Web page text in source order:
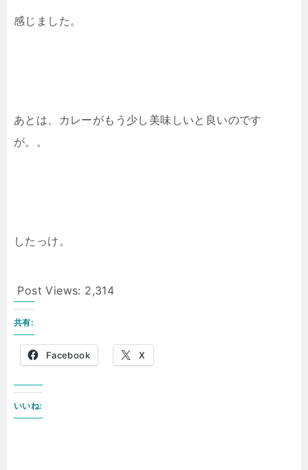
感じました。
あとは、カレーがもう少し美味しいと良いのです
が。。
したっけ。
Post Views: 2,314
共有:
Facebook X
いいね: